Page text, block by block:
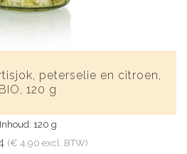
peterselie en citroen,
BIO, 120 g
Inhoud: 120 g
(€ 4,90 excl. BTW)